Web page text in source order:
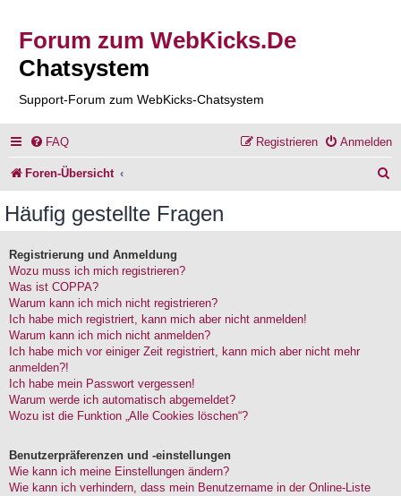
Forum zum WebKicks.De
Chatsystem
Support-Forum zum WebKicks-Chatsystem
FAQ Anmelden
Registrieren
Foren-Übersicht
Häufig gestellte Fragen
Registrierung und Anmeldung
Wozu muss ich mich registrieren?
Was ist COPPA?
Warum kann ich mich nicht registrieren?
Ich habe mich registriert, kann mich aber nicht anmelden!
Warum kann ich mich nicht anmelden?
Ich habe mich vor einiger Zeit registriert, kann mich aber nicht mehr
anmelden?!
Ich habe mein Passwort vergessen!
Warum werde ich automatisch abgemeldet?
Wozu ist die Funktion „Alle Cookies löschen“?
Benutzerpräferenzen und -einstellungen
Wie kann ich meine Einstellungen ändern?
Wie kann ich verhindern, dass mein Benutzername in der Online-Liste